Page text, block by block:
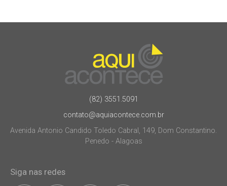
(82) 3551.5091
contato@aquiacontece.com.br
Avenida Antonio Candido Toledo Cabral, 149, Dom Constantino.
Penedo - Alagoas
Siga nas redes